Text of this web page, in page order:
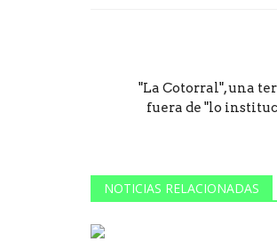
"La Cotorral", una
fuera de "lo
NOTICIAS RELACIONADAS